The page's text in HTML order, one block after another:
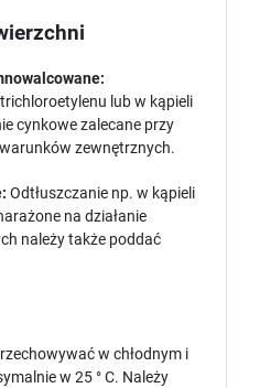
lub w kąpieli
cynkowe zalecane przy
zewnętrznych.
Odtłuszczanie np. w kąpieli
na działanie
należy także poddać
w chłodnym i
w 25 ° C. Należy